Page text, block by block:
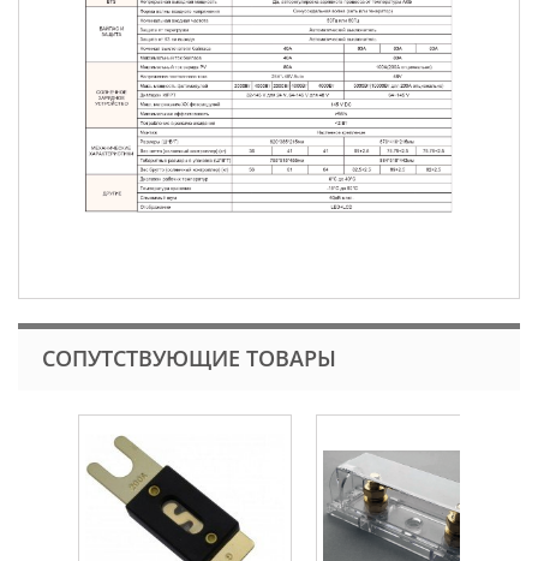
СОПУТСТВУЮЩИЕ ТОВАРЫ